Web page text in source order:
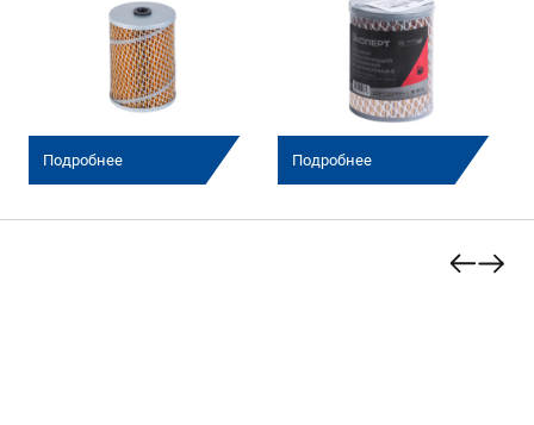
Подробнее Подробнее